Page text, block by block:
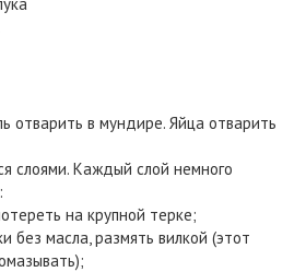
отварить в мундире. Яйца отварить
слоями. Каждый слой немного
на крупной терке;
без масла, размять вилкой (этот